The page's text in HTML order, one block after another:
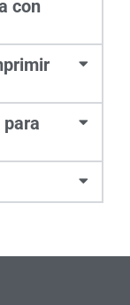
con